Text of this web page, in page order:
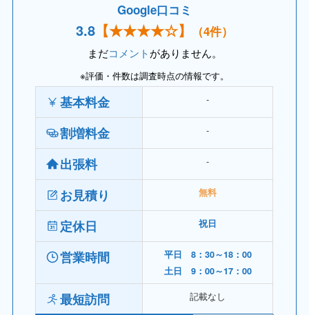
Google口コミ
3.8 【★★★★☆】 （4件）
まだコメントがありません。
※評価・件数は調査時点の情報です。
基本料金 ‐
割増料金 ‐
出張料 ‐
お見積り 無料
定休日 祝日
営業時間
平日 8：30～18：00
土日 9：00～17：00
最短訪問 記載なし